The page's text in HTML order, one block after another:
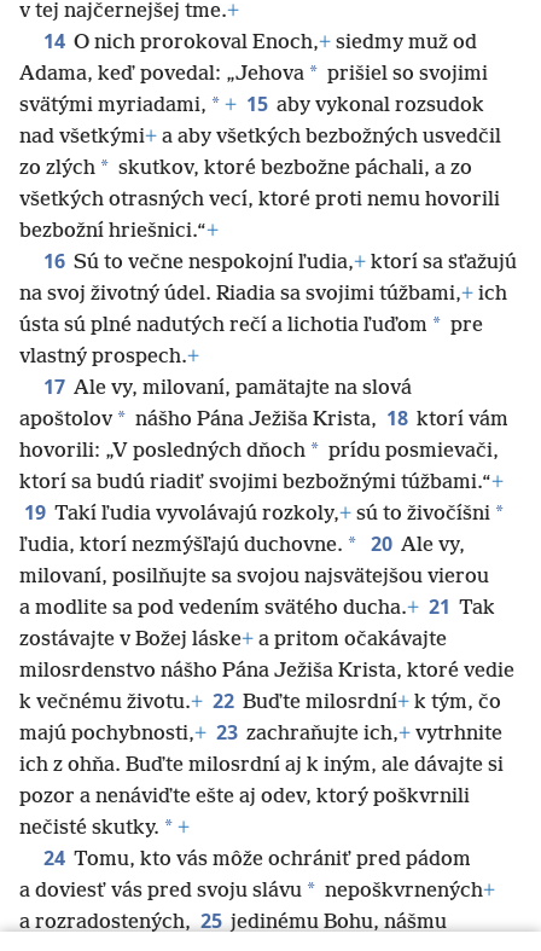
v tej najčernejšej tme.+
14 O nich prorokoval Enoch,+ siedmy muž od
Adama, keď povedal: „Jehova * prišiel so svojimi
svätými myriadami, * + 15 aby vykonal rozsudok
nad všetkými+ a aby všetkých bezbožných usvedčil
zo zlých * skutkov, ktoré bezbožne páchali, a zo
všetkých otrasných vecí, ktoré proti nemu hovorili
bezbožní hriešnici.“+
16 Sú to večne nespokojní ľudia,+ ktorí sa sťažujú
na svoj životný údel. Riadia sa svojimi túžbami,+ ich
ústa sú plné nadutých rečí a lichotia ľuďom * pre
vlastný prospech.+
17 Ale vy, milovaní, pamätajte na slová
apoštolov * nášho Pána Ježiša Krista, 18 ktorí vám
hovorili: „V posledných dňoch * prídu posmievači,
ktorí sa budú riadiť svojimi bezbožnými túžbami.“+
19 Takí ľudia vyvolávajú rozkoly,+ sú to živočíšni *
ľudia, ktorí nezmýšľajú duchovne. * 20 Ale vy,
milovaní, posilňujte sa svojou najsvätejšou vierou
a modlite sa pod vedením svätého ducha.+ 21 Tak
zostávajte v Božej láske+ a pritom očakávajte
milosrdenstvo nášho Pána Ježiša Krista, ktoré vedie
k večnému životu.+ 22 Buďte milosrdní+ k tým, čo
majú pochybnosti,+ 23 zachraňujte ich,+ vytrhnite
ich z ohňa. Buďte milosrdní aj k iným, ale dávajte si
pozor a nenáviďte ešte aj odev, ktorý poškvrnili
nečisté skutky. * +
24 Tomu, kto vás môže ochrániť pred pádom
a doviesť vás pred svoju slávu * nepoškvrnených+
a rozradostených, 25 jedinému Bohu, nášmu